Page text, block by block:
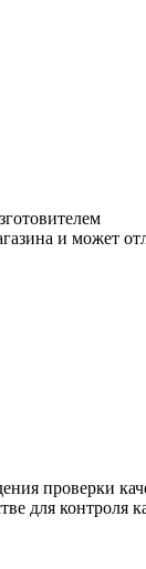
и может
проверки
для контроля